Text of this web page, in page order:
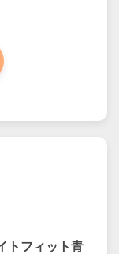
トフィット青